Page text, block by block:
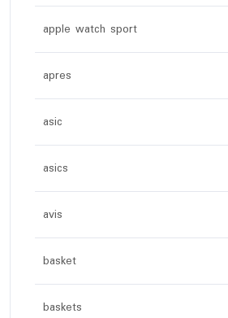
apple watch sport
apres
asic
asics
avis
basket
baskets